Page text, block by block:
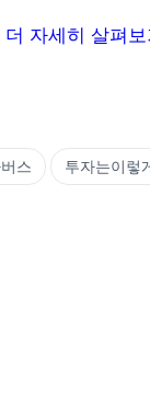
더 자세히 살펴보
스 투자는이렇